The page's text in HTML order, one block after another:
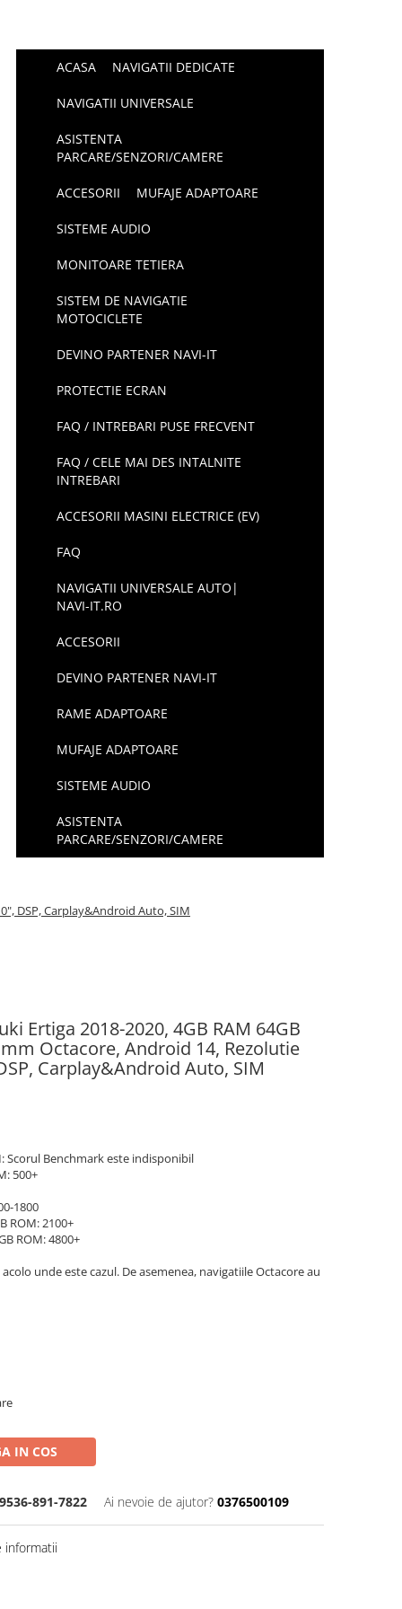
ACASA NAVIGATII DEDICATE
NAVIGATII UNIVERSALE
ASISTENTA
PARCARE/SENZORI/CAMERE
ACCESORII MUFAJE ADAPTOARE
SISTEME AUDIO
MONITOARE TETIERA
SISTEM DE NAVIGATIE
MOTOCICLETE
DEVINO PARTENER NAVI-IT
PROTECTIE ECRAN
FAQ / INTREBARI PUSE FRECVENT
FAQ / CELE MAI DES INTALNITE
INTREBARI
ACCESORII MASINI ELECTRICE (EV)
FAQ
NAVIGATII UNIVERSALE AUTO|
NAVI-IT.RO
ACCESORII
DEVINO PARTENER NAVI-IT
RAME ADAPTOARE
MUFAJE ADAPTOARE
SISTEME AUDIO
ASISTENTA
PARCARE/SENZORI/CAMERE
DSP, Carplay&Android Auto, SIM
Ertiga 2018-2020, 4GB RAM 64GB
Octacore, Android 14, Rezolutie
Carplay&Android Auto, SIM
Scorul Benchmark este indisponibil
500+
1800
ROM: 2100+
ROM: 4800+
unde este cazul. De asemenea, navigatiile Octacore au
IN COS
891-7822 Ai nevoie de ajutor? 0376500109
informatii